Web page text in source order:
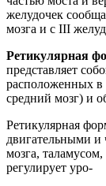
желудочек
мозга и с III
Ретикулярная
представляет
расположенных в
средний мозг) и
Ретикулярная
двигательными и
мозга,
регулирует уро-